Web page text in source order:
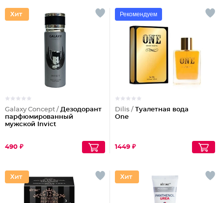
Galaxy Concept / Дезодорант
парфюмированный
мужской Invict
490 ₽
Рекомендуем
Dilis / Туалетная вода
One
1449 ₽